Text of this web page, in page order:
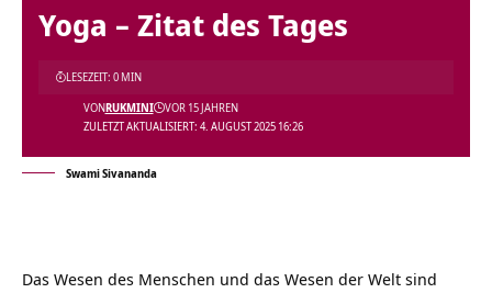
Yoga – Zitat des Tages
ZULETZT AKTUALISIERT: 4. AUGUST 2025 16:26
VONRUKMINI VOR 15 JAHREN
LESEZEIT: 0 MIN
Swami Sivananda
Das Wesen des Menschen und das Wesen der Welt sind